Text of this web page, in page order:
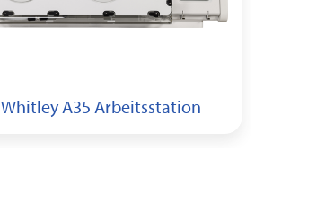
Whitley A35 Arbeitsstation